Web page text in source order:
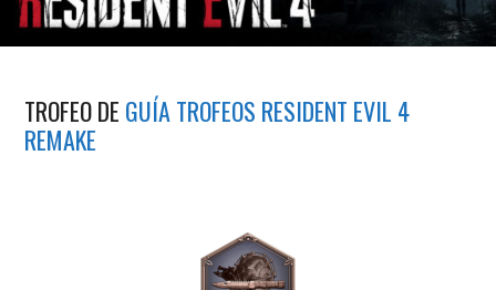
TROFEO DE GUÍA TROFEOS RESIDENT EVIL 4
REMAKE